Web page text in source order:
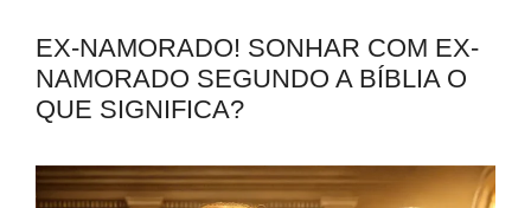
EX-NAMORADO! SONHAR COM EX-
NAMORADO SEGUNDO A BÍBLIA O
QUE SIGNIFICA?